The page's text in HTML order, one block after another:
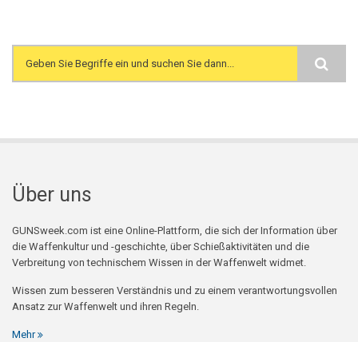
Search form
Über uns
GUNSweek.com ist eine Online-Plattform, die sich der Information über
die Waffenkultur und -geschichte, über Schießaktivitäten und die
Verbreitung von technischem Wissen in der Waffenwelt widmet.
Wissen zum besseren Verständnis und zu einem verantwortungsvollen
Ansatz zur Waffenwelt und ihren Regeln.
Mehr